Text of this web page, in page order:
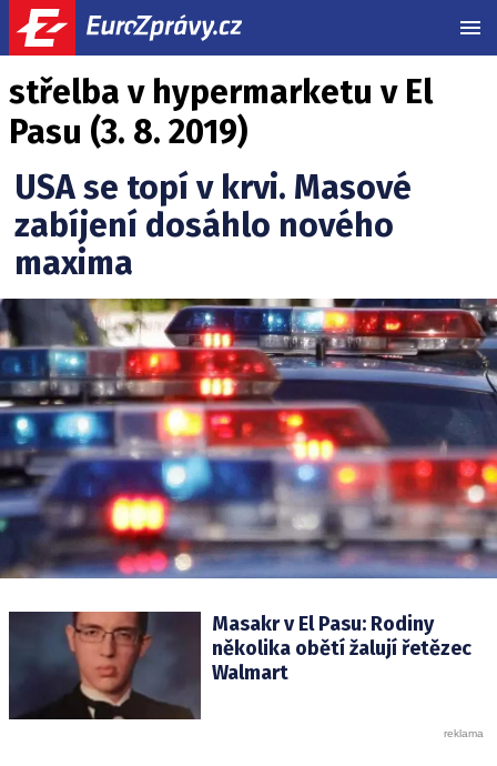
střelba v hypermarketu v El
Pasu (3. 8. 2019)
USA se topí v krvi. Masové
zabíjení dosáhlo nového
maxima
Masakr v El Pasu: Rodiny
několika obětí žalují řetězec
Walmart